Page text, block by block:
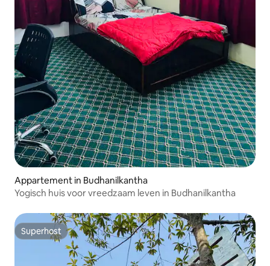
Appartement in Budhanilkantha
Yogisch huis voor vreedzaam leven in Budhanilkantha
Superhost
Superhost